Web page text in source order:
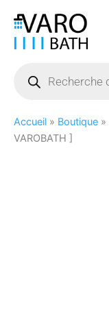
contenu
produits
Accueil » Boutique »
VAROBATH ]